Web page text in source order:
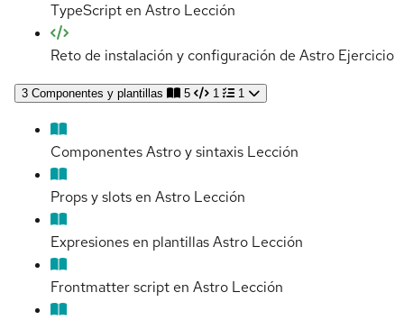
TypeScript en Astro Lección
Reto de instalación y configuración de Astro Ejercicio
3 Componentes y plantillas 5 1 1
Componentes Astro y sintaxis Lección
Props y slots en Astro Lección
Expresiones en plantillas Astro Lección
Frontmatter script en Astro Lección